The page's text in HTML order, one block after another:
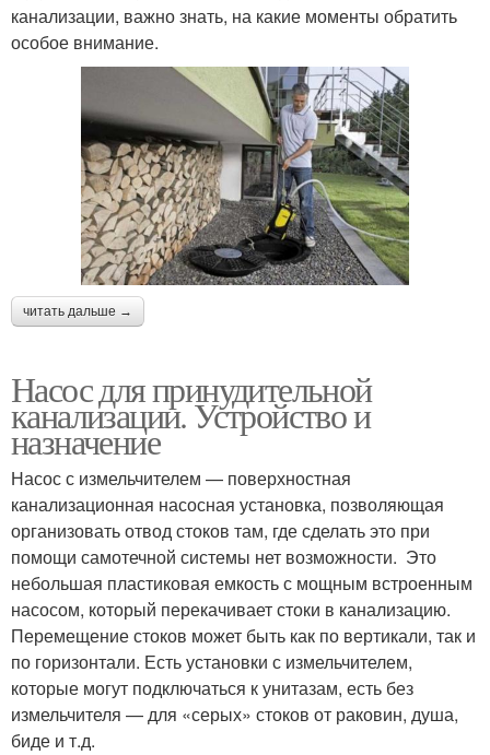
канализации, важно знать, на какие моменты обратить
особое внимание.
читать дальше →
Насос для принудительной
канализации. Устройство и
назначение
Насос с измельчителем — поверхностная
канализационная насосная установка, позволяющая
организовать отвод стоков там, где сделать это при
помощи самотечной системы нет возможности. Это
небольшая пластиковая емкость с мощным встроенным
насосом, который перекачивает стоки в канализацию.
Перемещение стоков может быть как по вертикали, так и
по горизонтали. Есть установки с измельчителем,
которые могут подключаться к унитазам, есть без
измельчителя — для «серых» стоков от раковин, душа,
биде и т.д.